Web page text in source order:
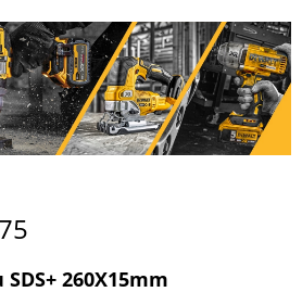
260X15mm